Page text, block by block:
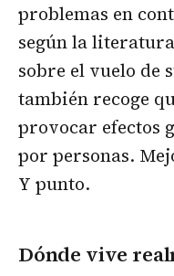
problemas en
según la
sobre el vuelo de
también recoge
provocar efectos
por personas.
Y punto.
Dónde vive